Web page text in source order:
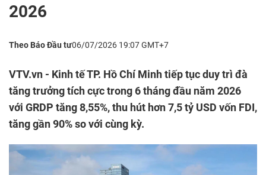
2026
Theo Báo Đầu tư06/07/2026 19:07 GMT+7
VTV.vn - Kinh tế TP. Hồ Chí Minh tiếp tục duy trì đà
tăng trưởng tích cực trong 6 tháng đầu năm 2026
với GRDP tăng 8,55%, thu hút hơn 7,5 tỷ USD vốn FDI,
tăng gần 90% so với cùng kỳ.